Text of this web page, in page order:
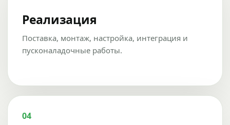
Реализация
Поставка, монтаж, настройка, интеграция и
пусконаладочные работы.
04